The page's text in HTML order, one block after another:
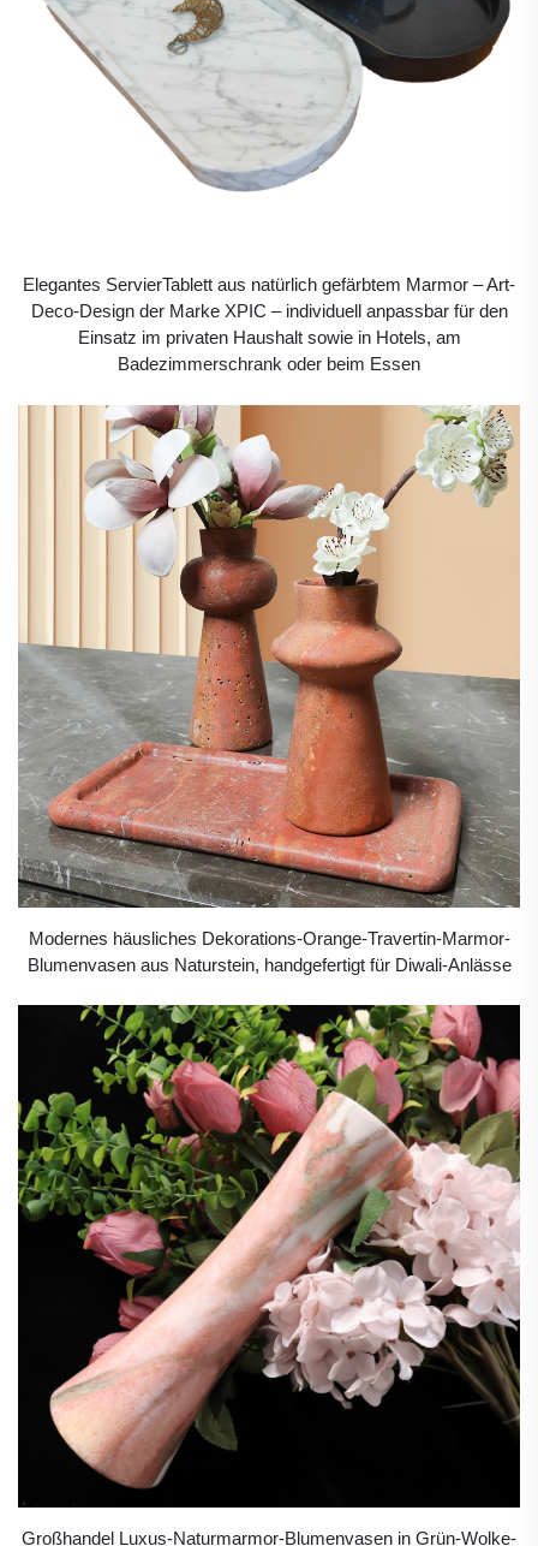
Elegantes ServierTablett aus natürlich gefärbtem Marmor – Art-
Deco-Design der Marke XPIC – individuell anpassbar für den
Einsatz im privaten Haushalt sowie in Hotels, am
Badezimmerschrank oder beim Essen
Modernes häusliches Dekorations-Orange-Travertin-Marmor-
Blumenvasen aus Naturstein, handgefertigt für Diwali-Anlässe
Großhandel Luxus-Naturmarmor-Blumenvasen in Grün-Wolke-